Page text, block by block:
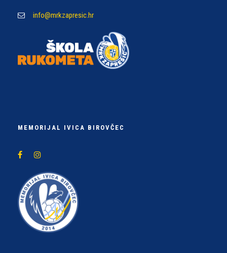
info@mrkzapresic.hr
MEMORIJAL IVICA BIROVČEC